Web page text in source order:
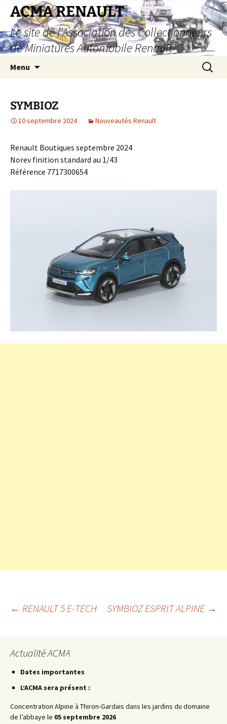
Aller
contenu
ACMA RENAULT
Le site de l'Association des Collectionneurs
de Miniatures Automobile Renault
Menu
SYMBIOZ
10 septembre 2024 Nouveautés Renault
Renault Boutiques septembre 2024
Norev finition standard au 1/43
Référence 7717300654
Navigation
des
articles
← RENAULT 5 E-TECH SYMBIOZ ESPRIT ALPINE →
Actualité ACMA
Dates importantes
L’ACMA sera présent :
Concentration Alpine à Thiron-Gardais dans les jardins du domaine
de l’abbaye le 05 septembre 2026